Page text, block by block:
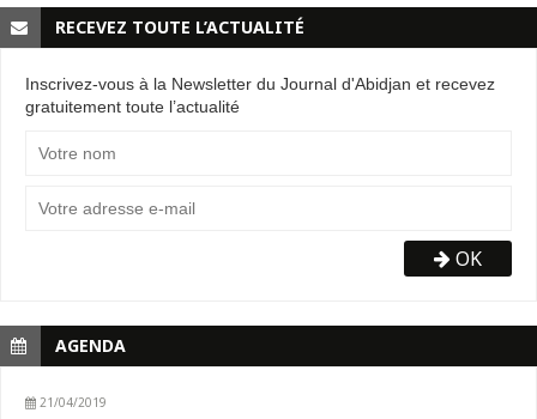
RECEVEZ TOUTE L’ACTUALITÉ
Inscrivez-vous à la Newsletter du Journal d'Abidjan et recevez
gratuitement toute l’actualité
OK
AGENDA
21/04/2019